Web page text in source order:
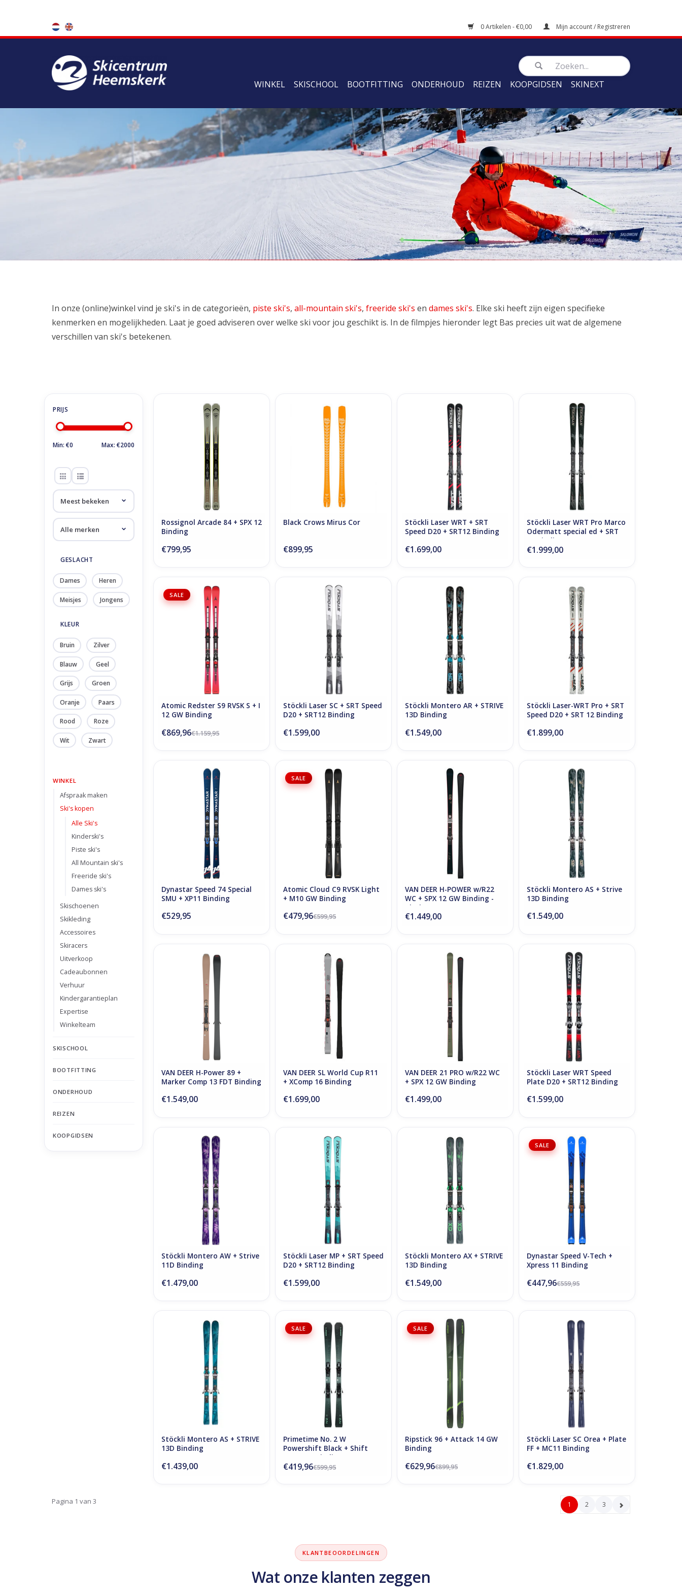
0 Artikelen - €0,00 Mijn account / Registreren
WINKEL SKISCHOOL BOOTFITTING ONDERHOUD REIZEN KOOPGIDSEN SKINEXT
Alle Ski's
In onze (online)winkel vind je ski's in de categorieën, piste ski's, all-mountain ski's, freeride ski's en dames ski's. Elke ski heeft zijn eigen specifieke
kenmerken en mogelijkheden. Laat je goed adviseren over welke ski voor jou geschikt is. In de filmpjes hieronder legt Bas precies uit wat de algemene
verschillen van ski's betekenen.
Min: €0 Max: €2000
GESLACHT
Dames Heren
Meisjes Jongens
KLEUR
Bruin Zilver
Blauw Geel
Grijs Groen
Oranje Paars
Rood Roze
Wit Zwart
WINKEL
Afspraak maken
Ski's kopen
Alle Ski's
Kinderski's
Piste ski's
All Mountain ski's
Freeride ski's
Dames ski's
Skischoenen
Skikleding
Accessoires
Skiracers
Uitverkoop
Cadeaubonnen
Verhuur
Kindergarantieplan
Expertise
Winkelteam
SKISCHOOL
BOOTFITTING
ONDERHOUD
REIZEN
KOOPGIDSEN
Rossignol Arcade 84 + SPX 12
Binding
TOEVOEGEN AAN WINKELWAGEN
Rossignol Arcade 84 + SPX 12
Binding
€799,95
Black Crows Mirus Cor
TOEVOEGEN AAN WINKELWAGEN
Black Crows Mirus Cor
€899,95
Stöckli Laser WRT + SRT Speed
D20 + SRT12 Binding
Stöckli Laser WRT + SRT
Speed D20 + SRT12 Binding
€1.699,00
Stöckli Laser WRT Pro Marco
Odermatt special ed + SRT 12
Binding
Stöckli Laser WRT Pro Marco
Odermatt special ed + SRT
12 Binding
€1.999,00
SALE
Atomic Redster S9 RVSK S + I 12
GW Binding
TOEVOEGEN AAN WINKELWAGEN
Atomic Redster S9 RVSK S + I
12 GW Binding
€1.159,95
€869,96
Stöckli Laser SC + SRT Speed D20
+ SRT12 Binding
Stöckli Laser SC + SRT Speed
D20 + SRT12 Binding
€1.599,00
Stöckli Montero AR + STRIVE 13D
Binding
Stöckli Montero AR + STRIVE
13D Binding
€1.549,00
Stöckli Laser-WRT Pro + SRT
Speed D20 + SRT 12 Binding
Stöckli Laser-WRT Pro + SRT
Speed D20 + SRT 12 Binding
€1.899,00
Dynastar Speed 74 Special SMU +
XP11 Binding
TOEVOEGEN AAN WINKELWAGEN
Dynastar Speed 74 Special
SMU + XP11 Binding
€529,95
SALE
Atomic Cloud C9 RVSK Light +
M10 GW Binding
TOEVOEGEN AAN WINKELWAGEN
Atomic Cloud C9 RVSK Light
+ M10 GW Binding
€599,95
€479,96
Van Deer H-POWER w/R22 WC +
SPX 12 GW Binding - Black
TOEVOEGEN AAN WINKELWAGEN
VAN DEER H-POWER w/R22
WC + SPX 12 GW Binding -
Black
€1.449,00
Stöckli Montero AS + Strive 13D
Binding
Stöckli Montero AS + Strive
13D Binding
€1.549,00
Van Deer H-Power 89 + Marker
Comp 13 FDT Binding
TOEVOEGEN AAN WINKELWAGEN
VAN DEER H-Power 89 +
Marker Comp 13 FDT Binding
€1.549,00
Van Deer SL World Cup R11 +
XComp 16 Binding
VAN DEER SL World Cup R11
+ XComp 16 Binding
€1.699,00
Van Deer 21 PRO w/R22 WC + SPX
12 GW Binding
TOEVOEGEN AAN WINKELWAGEN
VAN DEER 21 PRO w/R22 WC
+ SPX 12 GW Binding
€1.499,00
Stöckli Laser WRT Speed Plate
D20 + SRT12 Binding
Stöckli Laser WRT Speed
Plate D20 + SRT12 Binding
€1.599,00
Stöckli Montero AW + Strive 11D
Binding
Stöckli Montero AW + Strive
11D Binding
€1.479,00
Stöckli Laser MP + SRT Speed D20
+ SRT12 Binding
Stöckli Laser MP + SRT Speed
D20 + SRT12 Binding
€1.599,00
Stöckli Montero AX + STRIVE 13D
Binding
Stöckli Montero AX + STRIVE
13D Binding
€1.549,00
SALE
Dynastar Speed V-Tech + Xpress
11 Binding
TOEVOEGEN AAN WINKELWAGEN
Dynastar Speed V-Tech +
Xpress 11 Binding
€559,95
€447,96
Stöckli Montero AS + STRIVE 13D
Binding
Stöckli Montero AS + STRIVE
13D Binding
€1.439,00
SALE
Elan Primetime No. 2 W
Powershift Black + Shift EL9.0 GW
Binding
TOEVOEGEN AAN WINKELWAGEN
Primetime No. 2 W
Powershift Black + Shift
EL9.0 GW Binding
€599,95
€419,96
SALE
Ripstick 96 + Attack 14 GW
Binding
TOEVOEGEN AAN WINKELWAGEN
Ripstick 96 + Attack 14 GW
Binding
€899,95
€629,96
Stöckli Laser SC Orea + Plate FF +
MC11 Binding
Stöckli Laser SC Orea + Plate
FF + MC11 Binding
€1.829,00
Pagina 1 van 3 1 2 3
KLANTBEOORDELINGEN
Wat onze klanten zeggen